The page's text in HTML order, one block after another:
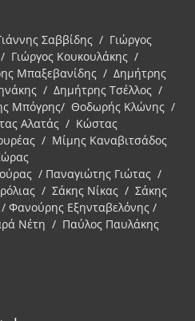
Σαββίδης / Γιώργος
Γιώργος Κουκουλάκης /
Μπαξεβανίδης / Δημήτρης
/ Δημήτρης Τσέλλος /
Μπόγρης/ Θοδωρής Κλώνης /
Αλατάς / Κώστας
/ Μίμης Καναβιτσάδος
/ Παναγιώτης Γιώτας /
/ Σάκης Νίκας / Σάκης
Φανούρης Εξηνταβελόνης /
Νέτη / Παύλος Παυλάκης